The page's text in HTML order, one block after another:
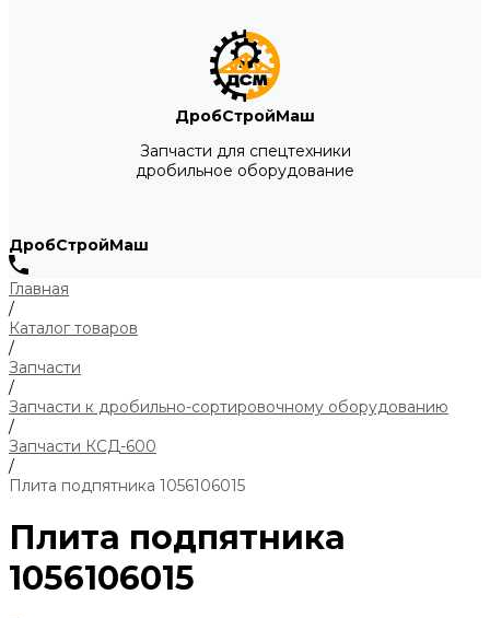
ДробСтройМаш
Запчасти для спецтехники
дробильное оборудование
ДробСтройМаш
Главная
/
Каталог товаров
/
Запчасти
/
Запчасти к дробильно-сортировочному оборудованию
/
Запчасти КСД-600
/
Плита подпятника 1056106015
Плита подпятника
1056106015